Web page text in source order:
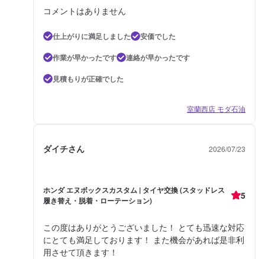
コメントはありません
仕上がりに満足しました
安価でした
作業が早かったです
連絡が早かったです
見積もりが正確でした
室蘭西店 モダ石油
ダイチさん 2026/07/23
ホンダ エヌボックスカスタム | タイヤ交換 (スタッドレス
履き替え・脱着・ローテーション)
5
この度はありがとうございました！ とても迅速な対応
にとても満足しております！ また機会があれば是非利
用させて頂きます！